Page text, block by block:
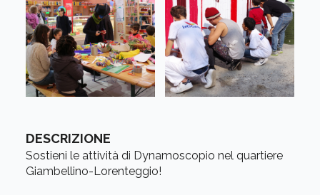
DESCRIZIONE
Sostieni le attività di Dynamoscopio nel quartiere
Giambellino-Lorenteggio!